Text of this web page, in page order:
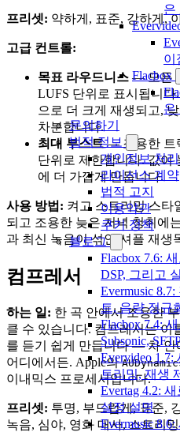
은
이
Flacbox
은
문의하기
법적 정보
개인정보 처
라이선스 계약
법적 고지
이용약관
쿠키 정책
블로그
Flacbox 7.6:
DSP, 그리고
Evermusic
트, 음량 정규
Flacbox 7.4:
Subsonic,
Evervideo
트리밍, 재생
Evertag 4.2:
설정 설명
Evermusic
프리셋: 약하게, 표준, 강하게,
고급 컨트롤:
목표 라우드니스 — 모든
LUFS 단위로 표시됩니
으로 더 크게 재생되고,
차분합니다.
최대 부스트— 조용한 트
단위로 제한합니다. 값이
에 더 가깝게 만듭니다.
사용 방법: 켜고 스트리밍 스타
되고 조용한 늦은 저녁 청취에
과 최신 녹음이 섞인 셔플 재생
컴프레서
하는 일: 한 곡 안에서 조용한
클 수 있습니다. 컴프레서는 이
를 듣기 쉽게 만듭니다 — 차 안
어디에서든. Apple의
이내믹스 프로세서입니다.
프리셋: 투명, 부드럽게, 표준,
녹음, 심야, 영화 대사, 스트리